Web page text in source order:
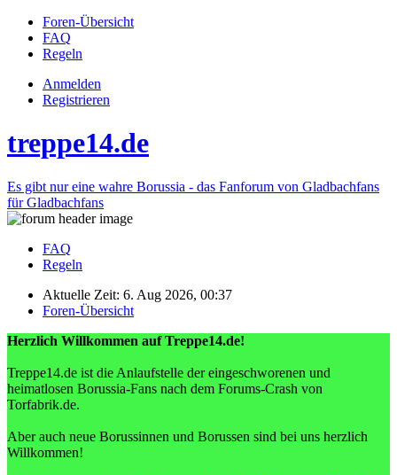
Foren-Übersicht
FAQ
Regeln
Anmelden
Registrieren
treppe14.de
Es gibt nur eine wahre Borussia - das Fanforum von Gladbachfans
für Gladbachfans
FAQ
Regeln
Aktuelle Zeit: 6. Aug 2026, 00:37
Foren-Übersicht
Herzlich Willkommen auf Treppe14.de!
Treppe14.de ist die Anlaufstelle der eingeschworenen und
heimatlosen Borussia-Fans nach dem Forums-Crash von
Torfabrik.de.
Aber auch neue Borussinnen und Borussen sind bei uns herzlich
Willkommen!